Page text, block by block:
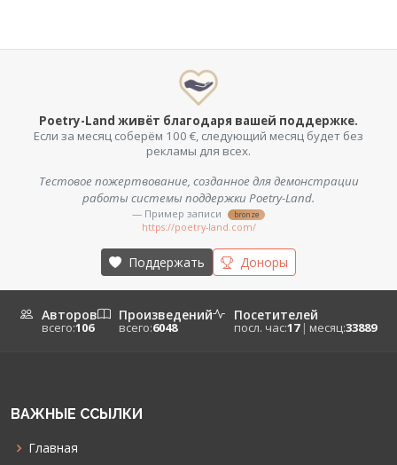
Poetry-Land живёт благодаря вашей поддержке.
Если за месяц соберём 100 €, следующий месяц будет без
рекламы для всех.
Тестовое пожертвование, созданное для демонстрации
работы системы поддержки Poetry-Land.
— Пример записи bronze
https://poetry-land.com/
Поддержать Доноры
Авторов
всего:106
Произведений
всего:6048
Посетителей
посл. час:17 | месяц:33889
ВАЖНЫЕ ССЫЛКИ
Главная